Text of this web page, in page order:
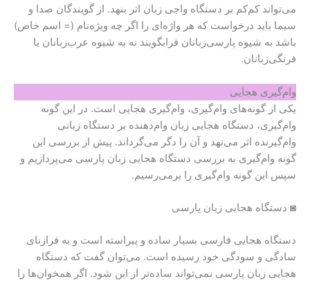
می‌تواند کم‌کم بر دستگاه واجی زبان اثر بنهد. از گویندگان صدا و
سیما باید درخواست که هر واژه‌ای را اگر چه ویژه‌نام (= اسم خاص)
باشد به شیوه پارسی‌زبانان فرابگویند نه به شیوه عرب‌زبانان یا
فرنگی‌زبانان.
وام‌گیری هجایی
یکی از گونه‌های وام‌گیری، وام‌گیری هجایی است. در این گونه
وام‌گیری، دستگاه هجایی زبان وام‌دهنده بر دستگاه زبانی
وام‌گیرنده اثر می‌نهد و آن را دگر می‌گرداند. پیش از بررسی این
گونه وام‌گیری به بررسی دستگاه هجایی زبان پارسی می‌پردازیم و
سپس این گونه وام‌گیری را برمی‌رسیم.
◙ دستگاه هجایی زبان پارسی
دستگاه هجایی فارسی بسیار ساده و پیراسته است و به فرازنای
سادگی و سودگی خود رسیده است. می‌توان گفت که دستگاه
هجایی زبان پارسی نمی‌تواند ساده‌تر از این شود. اگر همخوان‌ها را